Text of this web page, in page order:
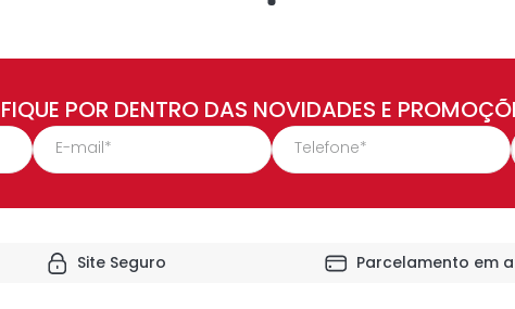
FIQUE POR DENTRO DAS NOVIDADES E
Site Seguro Parcelamento em